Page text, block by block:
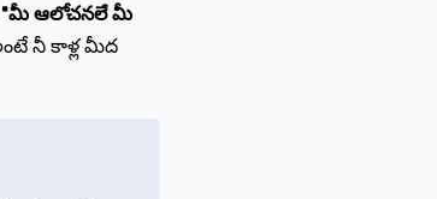
"మీ ఆలోచనలే మీ
నీ కాళ్ల మీద